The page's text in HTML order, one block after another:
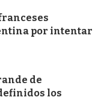
por intentar
de
los